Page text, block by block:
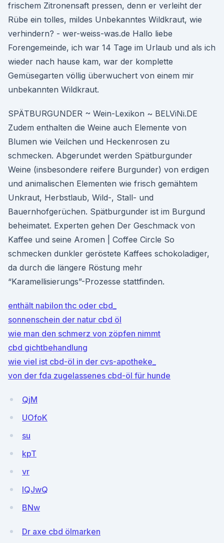
frischem Zitronensaft pressen, denn er verleiht der
Rübe ein tolles, mildes Unbekanntes Wildkraut, wie
verhindern? - wer-weiss-was.de Hallo liebe
Forengemeinde, ich war 14 Tage im Urlaub und als ich
wieder nach hause kam, war der komplette
Gemüsegarten völlig überwuchert von einem mir
unbekannten Wildkraut.
SPÄTBURGUNDER ~ Wein-Lexikon ~ BELViNi.DE
Zudem enthalten die Weine auch Elemente von
Blumen wie Veilchen und Heckenrosen zu
schmecken. Abgerundet werden Spätburgunder
Weine (insbesondere reifere Burgunder) von erdigen
und animalischen Elementen wie frisch gemähtem
Unkraut, Herbstlaub, Wild-, Stall- und
Bauernhofgerüchen. Spätburgunder ist im Burgund
beheimatet. Experten gehen Der Geschmack von
Kaffee und seine Aromen | Coffee Circle So
schmecken dunkler geröstete Kaffees schokoladiger,
da durch die längere Röstung mehr
“Karamellisierungs”-Prozesse stattfinden.
enthält nabilon thc oder cbd_
sonnenschein der natur cbd öl
wie man den schmerz von zöpfen nimmt
cbd gichtbehandlung
wie viel ist cbd-öl in der cvs-apotheke_
von der fda zugelassenes cbd-öl für hunde
QjM
UOfoK
su
kpT
vr
lQJwQ
BNw
Dr axe cbd ölmarken